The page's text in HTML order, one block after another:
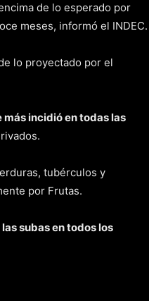
de lo esperado por
meses, informó el INDEC.
lo proyectado por el
incidió en todas las
tubérculos y
por Frutas.
subas en todos los